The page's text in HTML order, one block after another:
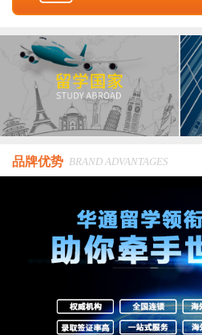
品牌优势 BRAND ADVANTAGES